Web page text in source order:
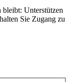
Unterstützen
Sie Zugang zu